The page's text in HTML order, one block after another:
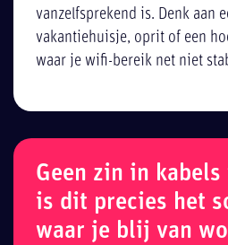
vanzelfsprekend is. Denk aan
vakantiehuisje, oprit of een
waar je wifi-bereik net niet
Geen zin in kabels
is dit precies het
waar je blij van